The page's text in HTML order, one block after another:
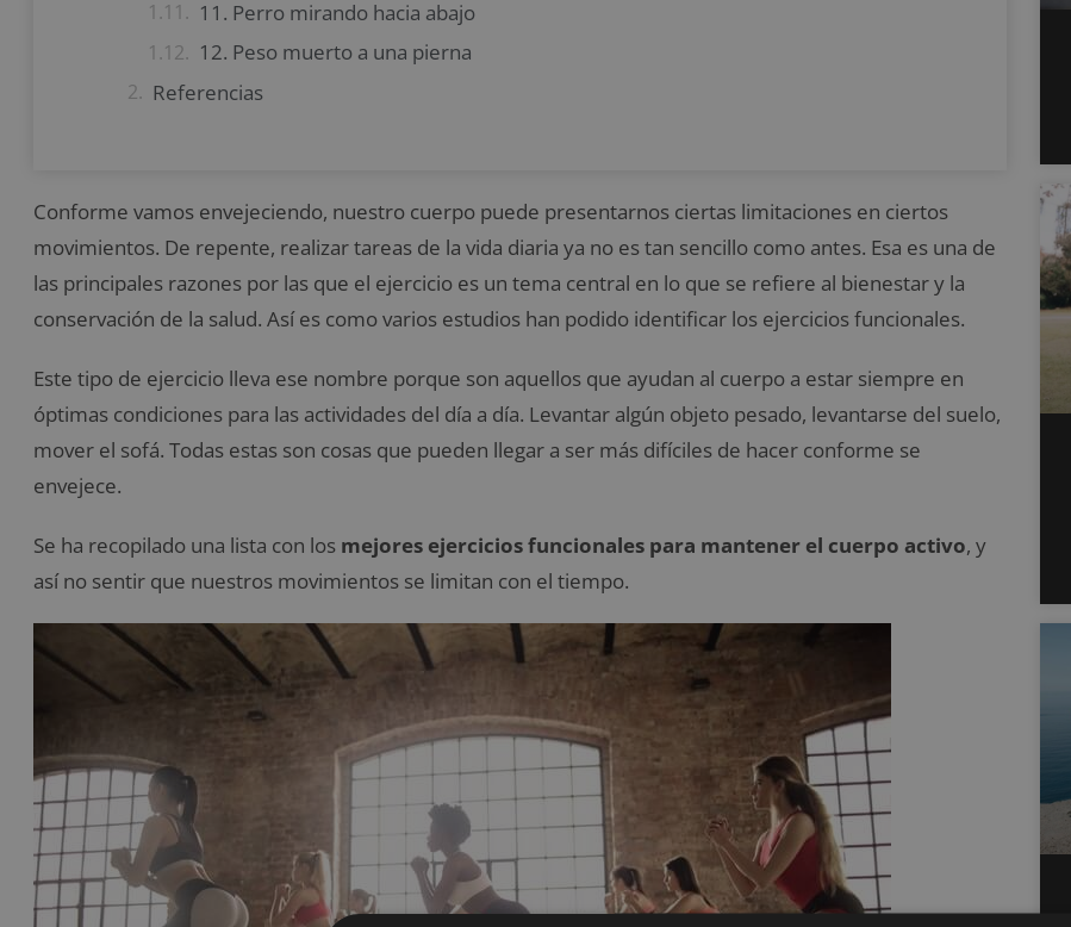
11. Perro mirando hacia abajo
12. Peso muerto a una pierna
Referencias
Conforme vamos envejeciendo, nuestro cuerpo puede presentarnos ciertas limitaciones en ciertos
movimientos. De repente, realizar tareas de la vida diaria ya no es tan sencillo como antes. Esa es una de
las principales razones por las que el ejercicio es un tema central en lo que se refiere al bienestar y la
conservación de la salud. Así es como varios estudios han podido identificar los ejercicios funcionales.
Este tipo de ejercicio lleva ese nombre porque son aquellos que ayudan al cuerpo a estar siempre en
óptimas condiciones para las actividades del día a día. Levantar algún objeto pesado, levantarse del suelo,
mover el sofá. Todas estas son cosas que pueden llegar a ser más difíciles de hacer conforme se
envejece.
Se ha recopilado una lista con los mejores ejercicios funcionales para mantener el cuerpo activo, y
así no sentir que nuestros movimientos se limitan con el tiempo.